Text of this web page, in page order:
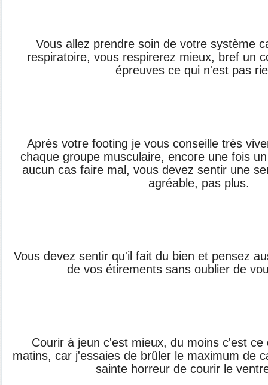
Vous allez prendre soin de votre système
respiratoire, vous respirerez mieux, bref un
épreuves ce qui n'est pas
Après votre footing je vous conseille très
chaque groupe musculaire, encore une fois
aucun cas faire mal, vous devez sentir une
agréable, pas plus.
Vous devez sentir qu'il fait du bien et pensez
de vos étirements sans oublier de
Courir à jeun c'est mieux, du moins c'est ce
matins, car j'essaies de brûler le maximum de
sainte horreur de courir le